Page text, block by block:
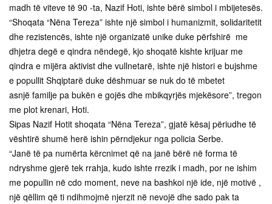
madh të viteve të 90 -ta, Nazif Hoti, ishte bërë simbol i mbijetesës.
“Shoqata “Nëna Tereza” ishte një simbol i humanizmit, solidaritetit
dhe rezistencës, ishte një organizatë unike duke përfshirë me
dhjetra degë e qindra nëndegë, kjo shoqatë kishte krijuar me
qindra e mijëra aktivist dhe vullnetarë, ishte një histori e bujshme
e popullit Shqiptarë duke dëshmuar se nuk do të mbetet
asnjë familje pa bukën e gojës dhe mbikqyrjës mjekësore”, tregon
me plot krenari, Hoti.
Sipas Nazif Hotit shoqata “Nëna Tereza”, gjatë kësaj përiudhe të
vështirë shumë herë ishin përndjekur nga policia Serbe.
“Janë të pa numërta kërcnimet që na janë bërë në forma të
ndryshme gjerë tek rrahja, kudo ishte rrezik i madh, por ne ishim
me popullin në cdo moment, neve na bashkoi një ide, një motivë ,
një qëllim që ti ndihmojmë njerzit në nevojë dhe sado pak ta